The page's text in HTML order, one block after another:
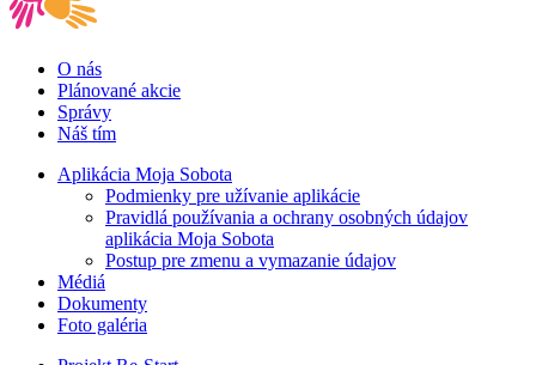
O nás
Plánované akcie
Správy
Náš tím
Aplikácia Moja Sobota
Podmienky pre užívanie aplikácie
Pravidlá používania a ochrany osobných údajov
aplikácia Moja Sobota
Postup pre zmenu a vymazanie údajov
Médiá
Dokumenty
Foto galéria